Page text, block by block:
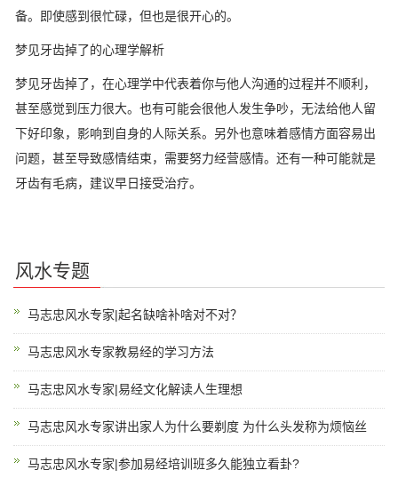
备。即使感到很忙碌，但也是很开心的。
梦见牙齿掉了的心理学解析
梦见牙齿掉了，在心理学中代表着你与他人沟通的过程并不顺利，
甚至感觉到压力很大。也有可能会很他人发生争吵，无法给他人留
下好印象，影响到自身的人际关系。另外也意味着感情方面容易出
问题，甚至导致感情结束，需要努力经营感情。还有一种可能就是
牙齿有毛病，建议早日接受治疗。
风水专题
马志忠风水专家|起名缺啥补啥对不对？
马志忠风水专家教易经的学习方法
马志忠风水专家|易经文化解读人生理想
马志忠风水专家讲出家人为什么要剃度 为什么头发称为烦恼丝
马志忠风水专家|参加易经培训班多久能独立看卦?